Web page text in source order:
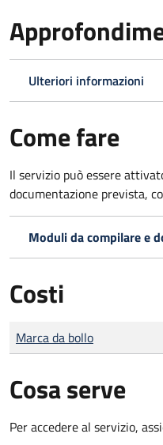
Ulteriori informazioni
Come fare
Il servizio può essere
documentazione prevista,
Moduli da compilare e
Costi
Tipo di pagamento
Importo
Marca da bollo
Cosa serve
Per accedere al servizio,